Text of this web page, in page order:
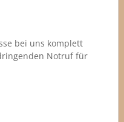
bei uns komplett
Notruf für